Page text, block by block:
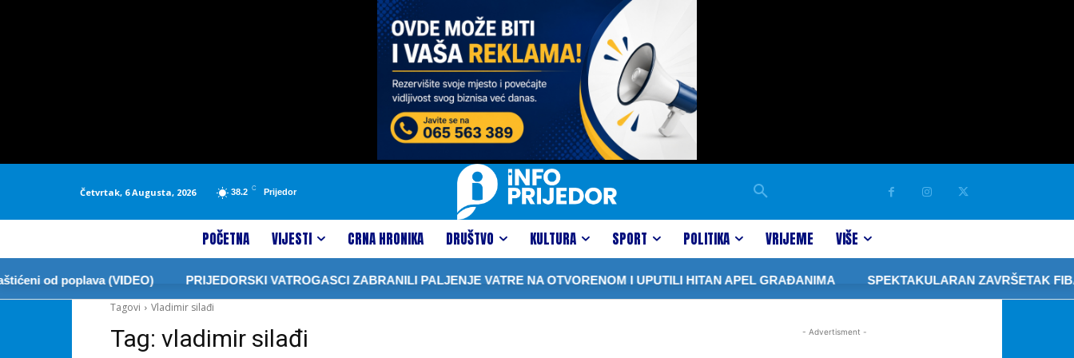
Četvrtak, 6 Augusta, 2026 38.2 C Prijedor
POČETNA VIJESTI CRNA HRONIKA DRUŠTVO KULTURA SPORT POLITIKA VRIJEME VIŠE
od poplava (VIDEO) PRIJEDORSKI VATROGASCI ZABRANILI PALJENJE VATRE NA OTVORENOM I UPUTILI HITAN APEL GRAĐANIMA
SPEKTAKULARAN ZAVRŠETAK FIBA
Tagovi
Vladimir silađi
Tag: vladimir silađi - Advertisment -